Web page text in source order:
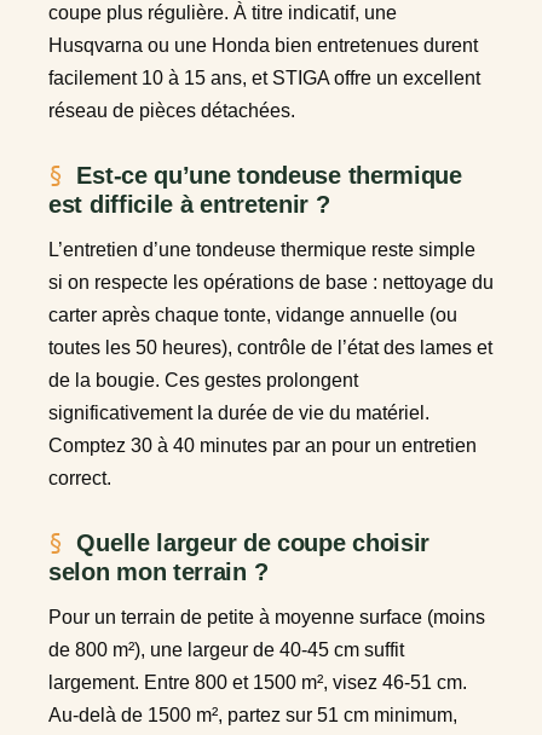
coupe plus régulière. À titre indicatif, une
Husqvarna ou une Honda bien entretenues durent
facilement 10 à 15 ans, et STIGA offre un excellent
réseau de pièces détachées.
Est-ce qu’une tondeuse thermique
est difficile à entretenir ?
L’entretien d’une tondeuse thermique reste simple
si on respecte les opérations de base : nettoyage du
carter après chaque tonte, vidange annuelle (ou
toutes les 50 heures), contrôle de l’état des lames et
de la bougie. Ces gestes prolongent
significativement la durée de vie du matériel.
Comptez 30 à 40 minutes par an pour un entretien
correct.
Quelle largeur de coupe choisir
selon mon terrain ?
Pour un terrain de petite à moyenne surface (moins
de 800 m²), une largeur de 40-45 cm suffit
largement. Entre 800 et 1500 m², visez 46-51 cm.
Au-delà de 1500 m², partez sur 51 cm minimum,